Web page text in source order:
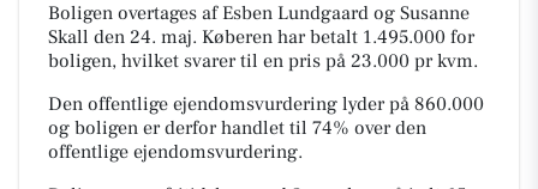
Boligen overtages af Esben Lundgaard og Susanne
Skall den 24. maj. Køberen har betalt 1.495.000 for
boligen, hvilket svarer til en pris på 23.000 pr kvm.
Den offentlige ejendomsvurdering lyder på 860.000
og boligen er derfor handlet til 74% over den
offentlige ejendomsvurdering.